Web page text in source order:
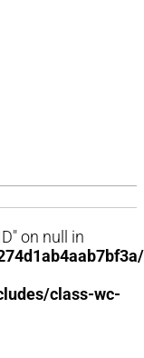
on null in
class-wc-